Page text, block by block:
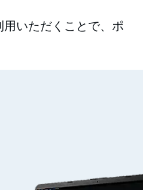
いただくことで、ポ